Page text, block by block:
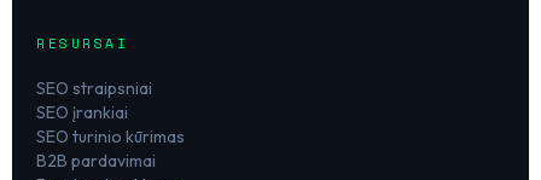
RESURSAI
SEO straipsniai
SEO įrankiai
SEO turinio kūrimas
B2B pardavimai